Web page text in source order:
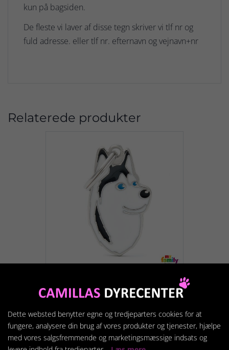
kun på bagsiden.
De fleste vi laver af disse tegn skriver vi tlf nr og
fuld adresse. eller tlf nr. efternavn og vejnavn+nr
Relaterede produkter
Siberian Husky
169,95 kr.
Dette websted benytter egne og tredjeparters cookies for at
fungere, analysere din brug af vores produkter og tjenester, hjælpe
med vores salgsfremmende og marketingsmæssige indsats og